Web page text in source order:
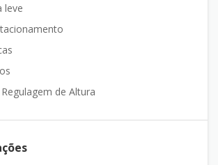
leve
de Altura